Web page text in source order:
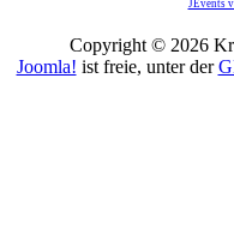
JEvents
Copyright © 2026
Joomla! ist freie, unter der